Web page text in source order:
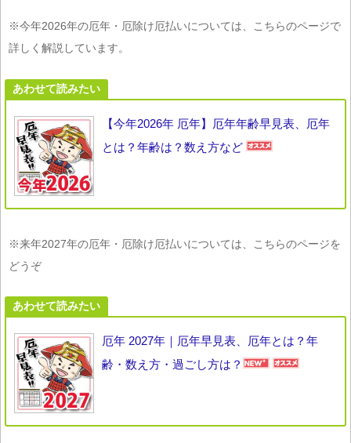
※今年2026年の厄年・厄除け厄払いについては、こちらのページで
詳しく解説しています。
あわせて読みたい
【今年2026年 厄年】厄年年齢早見表、厄年
とは？年齢は？数え方など
※来年2027年の厄年・厄除け厄払いについては、こちらのページを
どうぞ
あわせて読みたい
厄年 2027年｜厄年早見表、厄年とは？年
齢・数え方・過ごし方は？